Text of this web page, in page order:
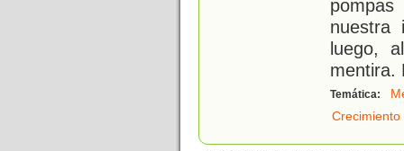
nuestra
luego,
mentira.
Temática:
Crecimiento